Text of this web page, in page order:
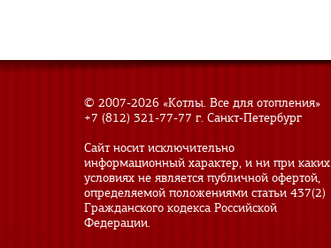
© 2007-2026 «Котлы. Все для отопления»
+7 (812) 321-77-77 г. Санкт-Петербург
Сайт носит исключительно
информационный характер, и ни при каких
условиях не является публичной офертой,
определяемой положениями статьи 437(2)
Гражданского кодекса Российской
Федерации.